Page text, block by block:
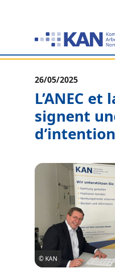
26/05/2025
L’ANEC et
signent
d’intention
© KAN